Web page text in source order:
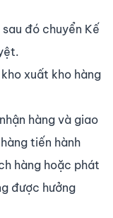
đó chuyển Kế
xuất kho hàng
hàng và giao
tiến hành
hàng hoặc phát
được hưởng